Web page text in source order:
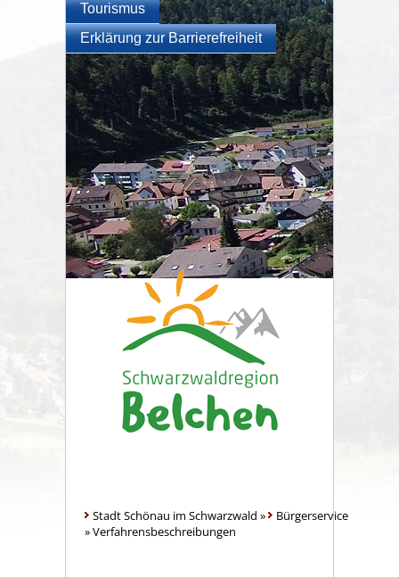
Tourismus
Erklärung zur Barrierefreiheit
Stadt Schönau im Schwarzwald »
Bürgerservice
»Verfahrensbeschreibungen